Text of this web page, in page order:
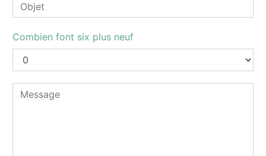
Combien font six plus neuf